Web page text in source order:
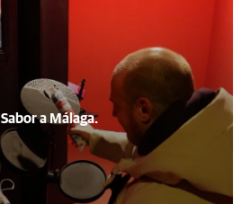
Sabor a Málaga.